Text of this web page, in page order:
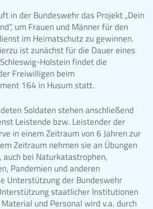
in der Bundeswehr das Projekt „Dein
um Frauen und Männer für den
im Heimatschutz zu gewinnen.
ist zunächst für die Dauer eines
Holstein findet die
Freiwilligen beim
164 in Husum statt.
Soldaten stehen anschließend
Leistende bzw. Leistender der
in einem Zeitraum von 6 Jahren zur
Zeitraum nehmen sie an Übungen
auch bei Naturkatastrophen,
Pandemien und anderen
Unterstützung der Bundeswehr
staatlicher Institutionen
und Personal wird v.a. durch